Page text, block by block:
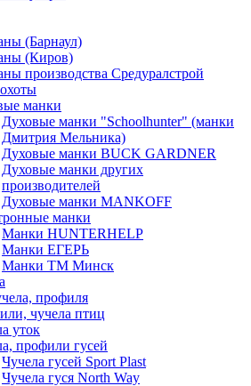
(Барнаул)
(Киров)
производства Средуралстрой
манки
Духовые манки "Schoolhunter" (манки
Дмитрия Мельника)
Духовые манки BUCK GARDNER
Духовые манки других
производителей
Духовые манки MANKOFF
манки
Манки HUNTERHELP
Манки ЕГЕРЬ
Манки ТМ Минск
профиля
чучела птиц
уток
профили гусей
Чучела гусей Sport Plast
Чучела гуся North Way